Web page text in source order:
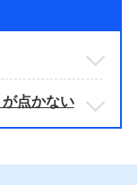
点かない